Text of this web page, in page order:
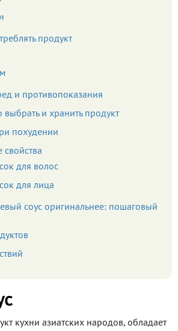
продукт
и противопоказания
выбрать и хранить продукт
похудении
свойства
для волос
для лица
соус оригинальнее: пошаговый
кухни азиатских народов, обладает